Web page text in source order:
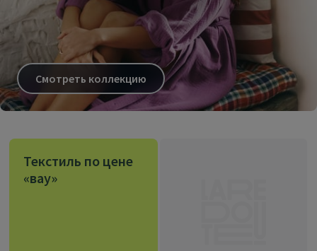
Смотреть коллекцию
Текстиль по цене
«вау»